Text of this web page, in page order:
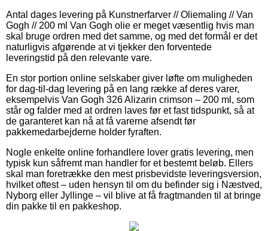
Antal dages levering på Kunstnerfarver // Oliemaling // Van
Gogh // 200 ml Van Gogh olie er meget væsentlig hvis man
skal bruge ordren med det samme, og med det formål er det
naturligvis afgørende at vi tjekker den forventede
leveringstid på den relevante vare.
En stor portion online selskaber giver løfte om muligheden
for dag-til-dag levering på en lang række af deres varer,
eksempelvis Van Gogh 326 Alizarin crimson – 200 ml, som
står og falder med at ordren laves før et fast tidspunkt, så at
de garanteret kan nå at få varerne afsendt før
pakkemedarbejderne holder fyraften.
Nogle enkelte online forhandlere lover gratis levering, men
typisk kun såfremt man handler for et bestemt beløb. Ellers
skal man foretrække den mest prisbevidste leveringsversion,
hvilket oftest – uden hensyn til om du befinder sig i Næstved,
Nyborg eller Jyllinge – vil blive at få fragtmanden til at bringe
din pakke til en pakkeshop.